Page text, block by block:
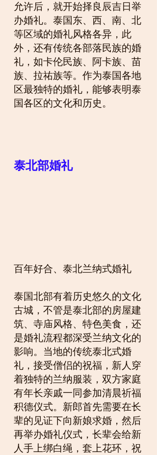
允许后，就开始择良辰吉日举
办婚礼。泰国东、西、南、北
等区域的婚礼风格各异，此
外，还有传统各部落民族的婚
礼，如卡伦民族、阿卡族、苗
族、拉祐族等。作为泰国各地
区最独特的婚礼，能够表明泰
国各区的文化和历史。
泰北部婚礼
百年好合、泰北兰纳式婚礼
泰国北部有着历史悠久的文化
古城，不管是泰北部的房屋建
筑、寺庙风格、特色美食，还
是婚礼流程都深受兰纳文化的
影响。当地的传统泰北式婚
礼，接受僧侣的祝福，新人穿
着独特的兰纳服装，双方家庭
有年长亲戚一同参加清晨祈福
积德仪式。新郎首先需要在长
辈的见证下向新娘求婚，然后
再举办婚礼仪式，长辈会给新
人手上绑白绳，套上花环，祝